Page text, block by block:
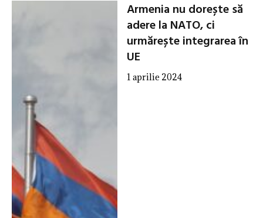
Armenia nu dorește să
adere la NATO, ci
urmărește integrarea în
UE
1 aprilie 2024